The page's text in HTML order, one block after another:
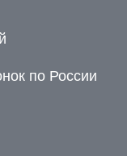
по России